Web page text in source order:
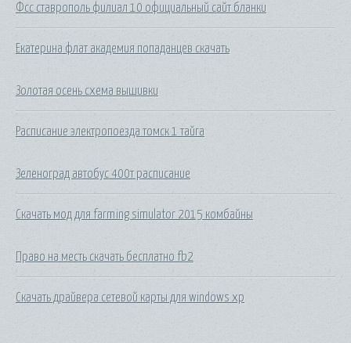
Фсс ставрополь филиал 10 официальный сайт бланки
Екатерина флат академия попаданцев скачать
Золотая осень схема вышивки
Расписание электропоезда томск 1 тайга
Зеленоград автобус 400т расписание
Скачать мод для farming simulator 2015 комбайны
Право на месть скачать бесплатно fb2
Скачать драйвера сетевой карты для windows xp